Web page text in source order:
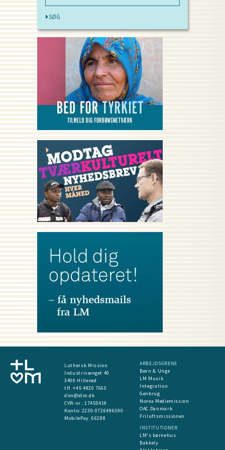
Luthersk Mission
Industrivænget 40
3400 Hillerød
tlf. +45 4820 7660
dlm@dlm.dk
CVR-nr.: 17455419
​Konto: 2230-0726496390
MobilePay:66288
ARBEJDSGRENE
Børn & Unge
LM Musik
Integration
Genbrug
Norea Mediemission
OAC Danmark
Friluftsmissionen
INSTITUTIONER
LM's børnehus
Bakkely